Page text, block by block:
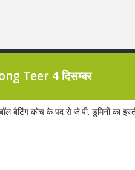
Teer 4 दिसम्बर
बैटिंग कोच के पद से जे.पी. डुमिनी का